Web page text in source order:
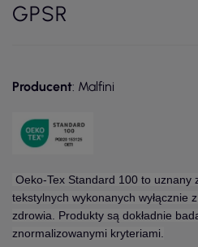
GPSR
Producent: Malfini
Oeko-Tex Standard 100 to uznany
tekstylnych wykonanych wyłącznie
zdrowia. Produkty są dokładnie
znormalizowanymi kryteriami.